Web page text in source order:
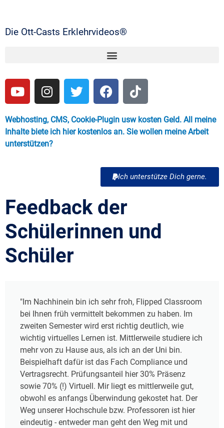
Die Ott-Casts Erklehrvideos®
Webhosting, CMS, Cookie-Plugin usw kosten Geld. All meine
Inhalte biete ich hier kostenlos an. Sie wollen meine Arbeit
unterstützen?
Ich unterstütze Dich gerne.
Feedback der
Schülerinnen und
Schüler
"Im Nachhinein bin ich sehr froh, Flipped Classroom
bei Ihnen früh vermittelt bekommen zu haben. Im
zweiten Semester wird erst richtig deutlich, wie
wichtig virtuelles Lernen ist. Mittlerweile studiere ich
mehr von zu Hause aus, als ich an der Uni bin.
Beispielhaft dafür ist das Fach Compliance und
Vertragsrecht. Prüfungsanteil hier 30% Präsenz
sowie 70% (!) Virtuell. Mir liegt es mittlerweile gut,
obwohl es anfangs Überwindung gekostet hat. Der
Weg unserer Hochschule bzw. Professoren ist hier
eindeutig - entweder man geht den Weg mit und